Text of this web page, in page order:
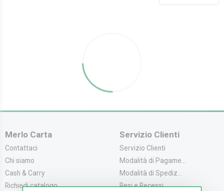
Merlo Carta
Contattaci
Chi siamo
Cash & Carry
Richiedi catalogo
Servizio Clienti
Servizio Clienti
Modalità di Pagame...
Modalità di Spediz...
Resi e Recessi